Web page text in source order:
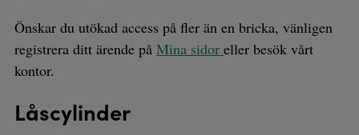
Önskar du utökad access på fler än en bricka, vänligen
registrera ditt ärende på Mina sidor eller besök vårt
kontor.
Låscylinder